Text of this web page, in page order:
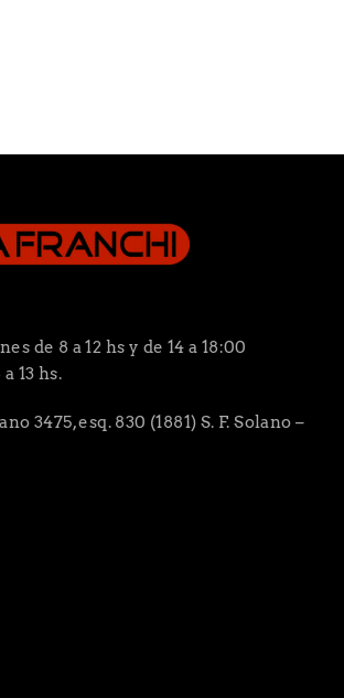
de 8 a 12 hs y de 14 a 18:00
13 hs.
3475, esq. 830 (1881) S. F. Solano –